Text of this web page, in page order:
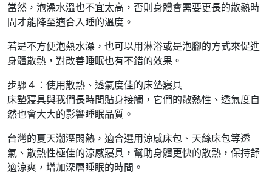
當然，泡澡水溫也不宜太高，否則身體會需要更長的散熱時
間才能降至適合入睡的溫度。
若是不方便泡熱水澡，也可以用淋浴或是泡腳的方式來促進
身體散熱，對改善睡眠也有不錯的效果。
步驟４：使用散熱、透氣度佳的床墊寢具
床墊寢具與我們長時間貼身接觸，它們的散熱性、透氣度自
然也會大大的影響睡眠品質。
台灣的夏天潮溼悶熱，適合選用涼感床包、天絲床包等透
氣、散熱性極佳的涼感寢具，幫助身體更快的散熱，保持舒
適涼爽，增加深層睡眠的時間。